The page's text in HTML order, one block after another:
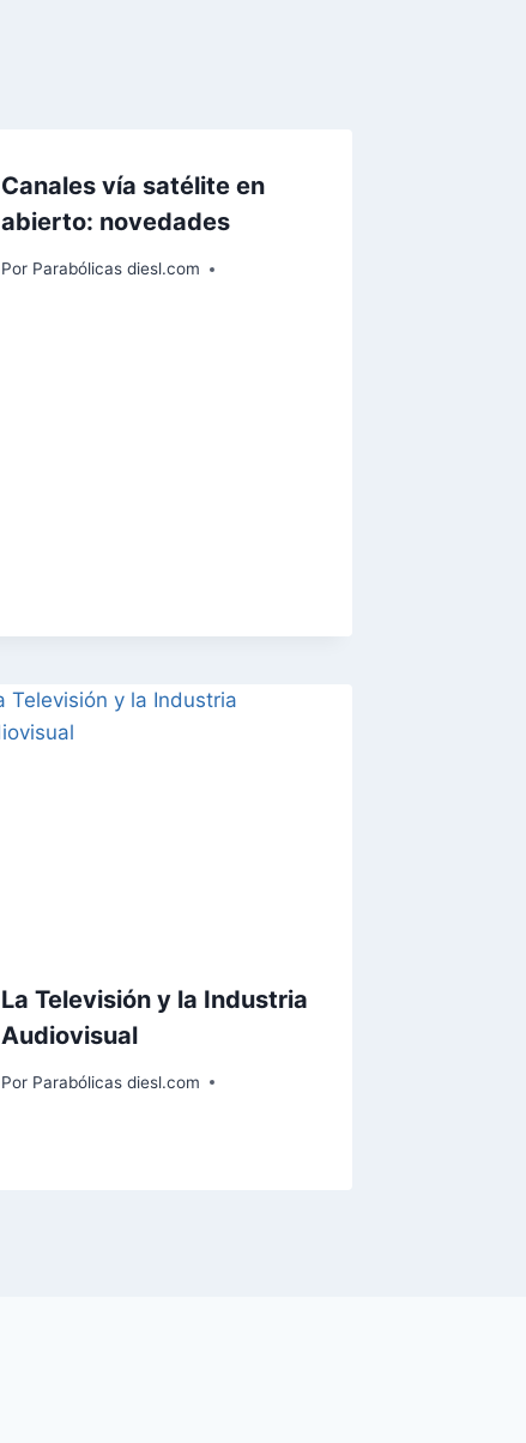
Canales vía satélite en
abierto: novedades
Por Parabólicas diesl.com
La Televisión y la Industria
Audiovisual
Por Parabólicas diesl.com